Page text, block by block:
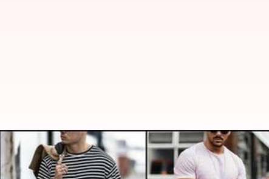
लड़के अगर स्टाइलिश दिखना चाहते हैं
लेखन अंजली May 06, 2020 12:23 pm